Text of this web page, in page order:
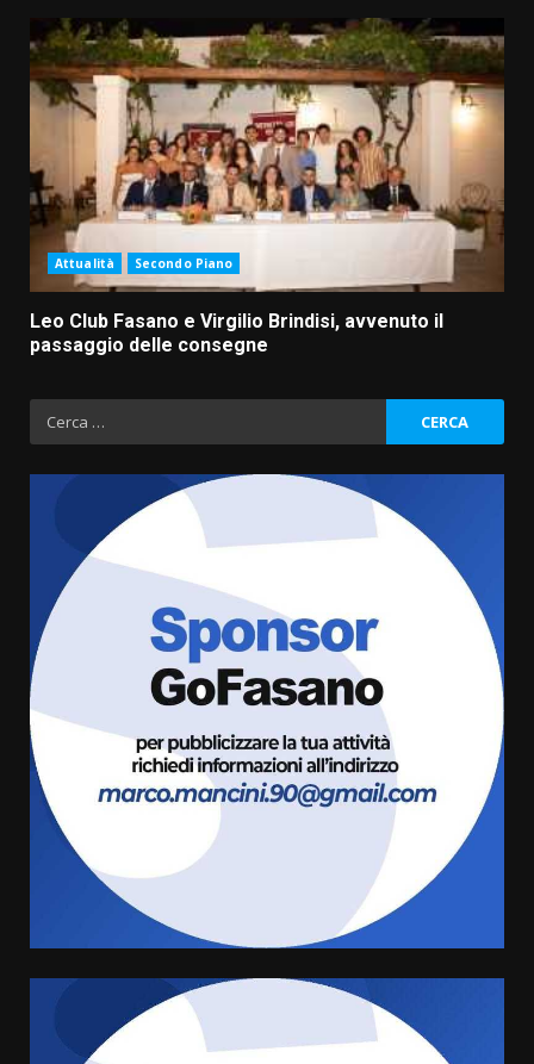
Attualità Secondo Piano
Leo Club Fasano e Virgilio Brindisi, avvenuto il
passaggio delle consegne
Ricerca
per:
3
Savelletri in festa, domani sera
grande spettacolo con Uccio De
8 Agosto 2026 07:30
Politiche Giovanili e Mobilità
Sostenibile: premiati gli studenti
universitari del bando “La strada
giusta”
8 Agosto 2026 07:15
“I Contestatori: Musica di
Rivoluzione”: nuovo
appuntamento con “Fasano in
Banda”
amarezza per esclusione dal
campionato di calcio”
7 Agosto 2026 06:00